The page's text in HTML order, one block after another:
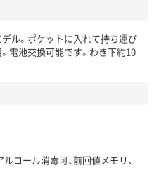
ル。ポケットに入れて持ち運び
電池交換可能です。わき下約10
ルコール消毒可、前回値メモリ、